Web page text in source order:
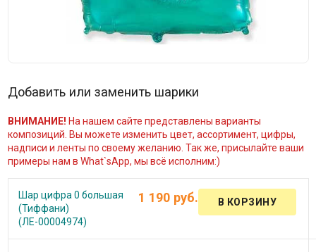
Добавить или заменить шарики
ВНИМАНИЕ! На нашем сайте представлены варианты
композиций. Вы можете изменить цвет, ассортимент, цифры,
надписи и ленты по своему желанию. Так же, присылайте ваши
примеры нам в What`sApp, мы всё исполним:)
Шар цифра 0 большая
(Тиффани)
(ЛЕ-00004974)
1 190 руб.